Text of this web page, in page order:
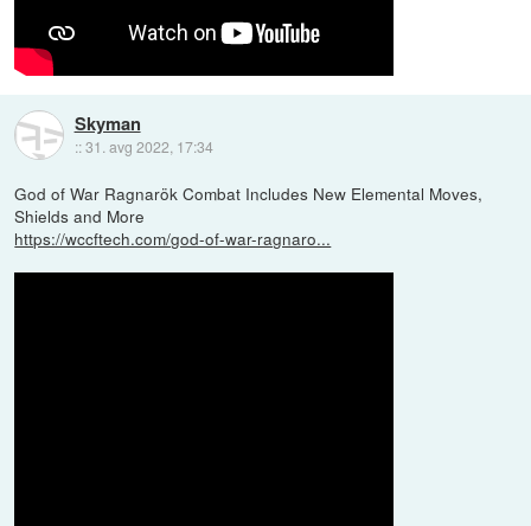
Skyman
::31. avg 2022, 17:34
God of War Ragnarök Combat Includes New Elemental Moves,
Shields and More
https://wccftech.com/god-of-war-ragnaro...